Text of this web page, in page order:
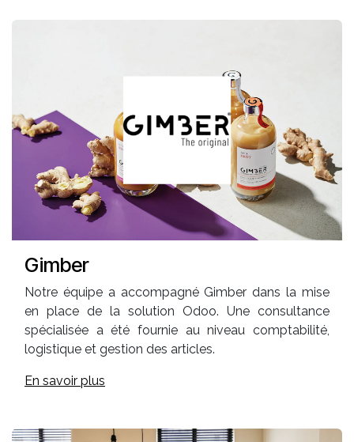
Gimber
Notre équipe a accompagné Gimber dans la mise
en place de la solution Odoo. Une consultance
spécialisée a été fournie au niveau comptabilité,
logistique et gestion des articles.
En savoir plus